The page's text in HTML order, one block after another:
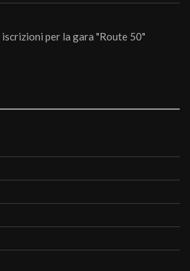
per la gara "Route 50"